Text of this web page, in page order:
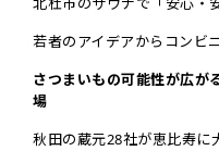
若者のアイデアからコンビ
さつまいもの可能性が広が
場
秋田の蔵元28社が恵比寿に